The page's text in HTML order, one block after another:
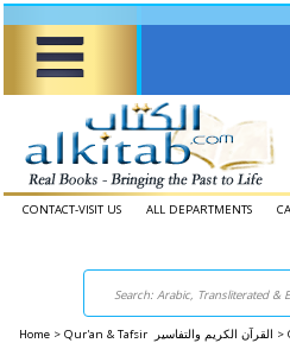
CONTACT-VISIT US ALL DEPARTMENTS
Home > Qur'an & Tafsir القرآن الكريم والتفاسير >